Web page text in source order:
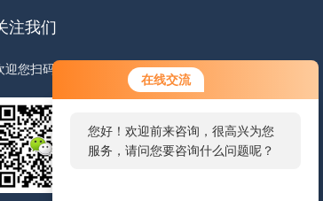
在线交流
您好！欢迎前来咨询，很高兴为您
服务，请问您要咨询什么问题呢？
注我们
迎您扫码加微信了解更多信息
扫码